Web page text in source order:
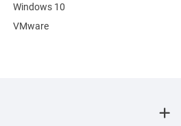
Windows 10
VMware